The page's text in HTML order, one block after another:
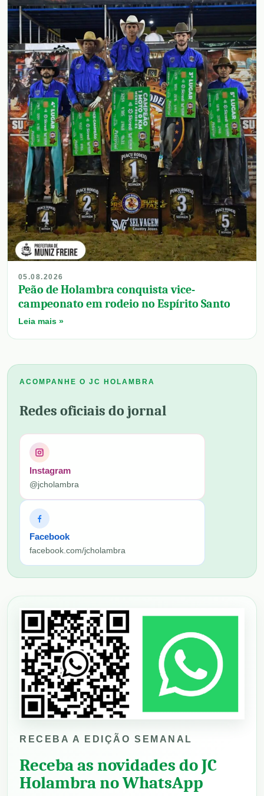
05.08.2026
Peão de Holambra conquista vice-
campeonato em rodeio no Espírito Santo
Leia mais »
ACOMPANHE O JC HOLAMBRA
Redes oficiais do jornal
Instagram
@jcholambra
Facebook
facebook.com/jcholambra
RECEBA A EDIÇÃO SEMANAL
Receba as novidades do JC
Holambra no WhatsApp